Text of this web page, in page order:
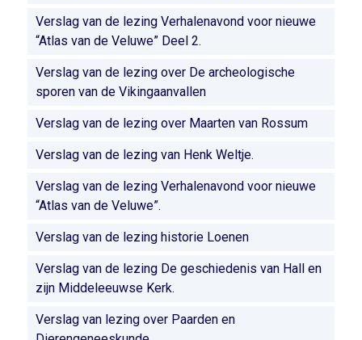
Verslag van de lezing Verhalenavond voor nieuwe
“Atlas van de Veluwe” Deel 2.
Verslag van de lezing over De archeologische
sporen van de Vikingaanvallen
Verslag van de lezing over Maarten van Rossum
Verslag van de lezing van Henk Weltje.
Verslag van de lezing Verhalenavond voor nieuwe
“Atlas van de Veluwe”.
Verslag van de lezing historie Loenen
Verslag van de lezing De geschiedenis van Hall en
zijn Middeleeuwse Kerk.
Verslag van lezing over Paarden en